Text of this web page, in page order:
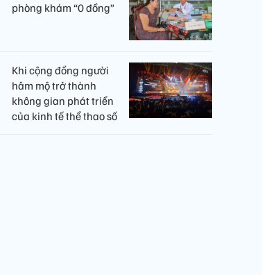
phòng khám “0 đồng”
Khi cộng đồng người
hâm mộ trở thành
không gian phát triển
của kinh tế thể thao số